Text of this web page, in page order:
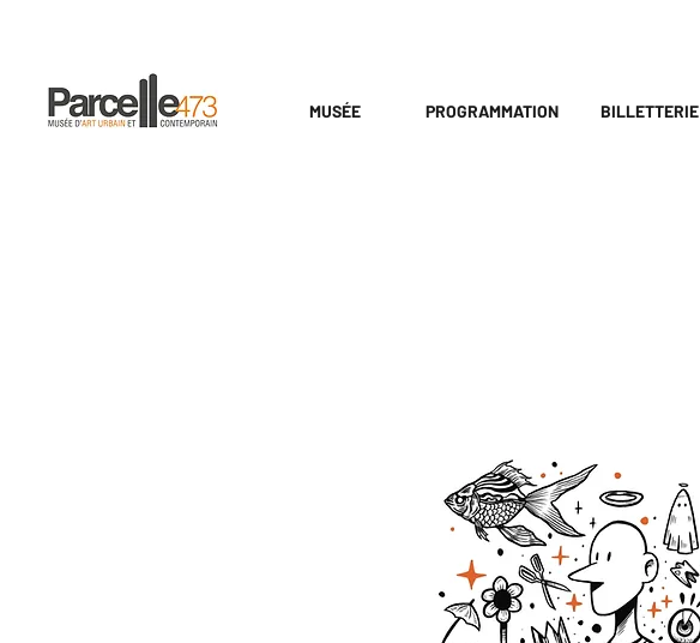
MUSÉE PROGRAMMATION BILLETTERIE